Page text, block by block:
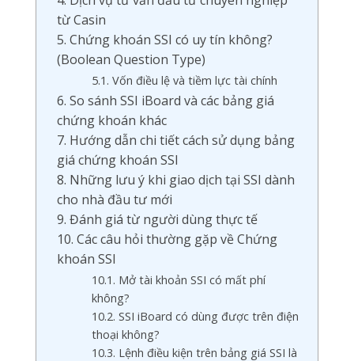
từ Casin
5. Chứng khoán SSI có uy tín không?
(Boolean Question Type)
5.1. Vốn điều lệ và tiềm lực tài chính
6. So sánh SSI iBoard và các bảng giá
chứng khoán khác
7. Hướng dẫn chi tiết cách sử dụng bảng
giá chứng khoán SSI
8. Những lưu ý khi giao dịch tại SSI dành
cho nhà đầu tư mới
9. Đánh giá từ người dùng thực tế
10. Các câu hỏi thường gặp về Chứng
khoán SSI
10.1. Mở tài khoản SSI có mất phí
không?
10.2. SSI iBoard có dùng được trên điện
thoại không?
10.3. Lệnh điều kiện trên bảng giá SSI là